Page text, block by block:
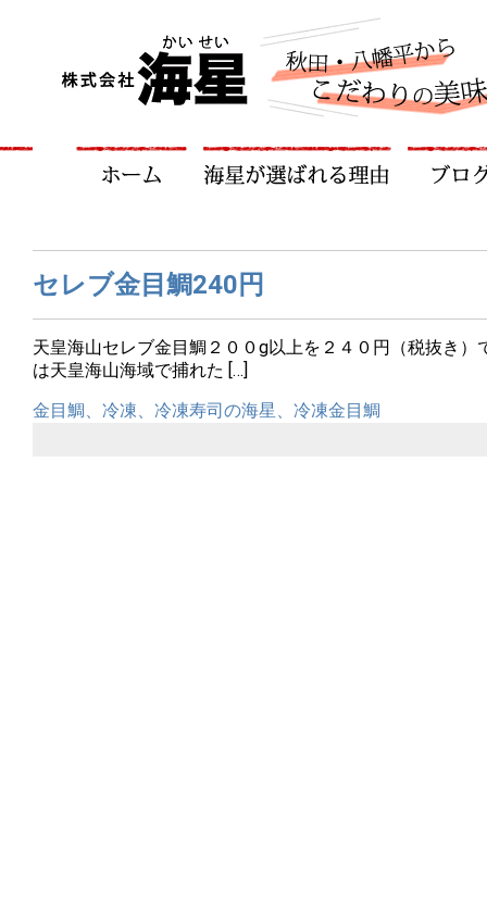
セレブ金目鯛240円
天皇海山セレブ金目鯛２００g以上を２４０円（税抜き
は天皇海山海域で捕れた […]
金目鯛、冷凍、冷凍寿司の海星、冷凍金目鯛